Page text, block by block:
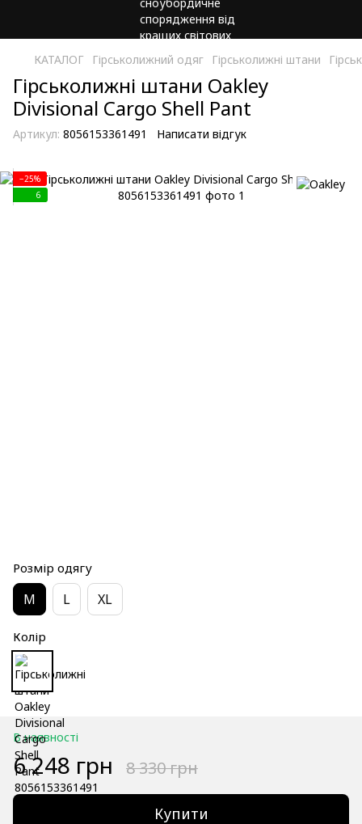
КАТАЛОГ Гірськолижний одяг Гірськолижні штани
Гірськолижні штани Oakley
Divisional Cargo Shell Pant
Артикул: 8056153361491 Написати відгук
−25%
6
Розмір одягу
M L XL
Колір
В наявності
6 248 грн 8 330 грн
Купити